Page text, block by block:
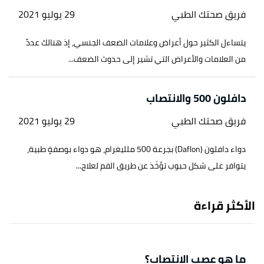
فريق صحتك الطبي 29 يوليو 2021
يتساءل الكثير حول أعراض وعلامات الضعف الجنسي، إذ هنالك عددٌ
من العلامات والأعراض التي تشير إلى حدوث الضعف...
دافلون 500 والانتصاب
فريق صحتك الطبي 29 يوليو 2021
دواء دافلون (Daflon) بجرعة 500 ملليغرام، هو دواء بوصفةٍ طبية،
يتوافر على شكل حبوب تؤخَذ عن طريق الفم لعلاج...
الأكثر قراءة
ما هو عصب الانتصاب؟